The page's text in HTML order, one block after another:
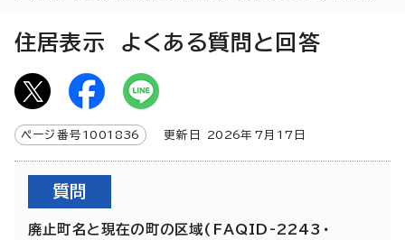
住居表示 よくある質問と回答
ページ番号 1001836 更新日 2026年7月 17 日
質問
廃止町名と現在の町の区域(FAQID-2243・